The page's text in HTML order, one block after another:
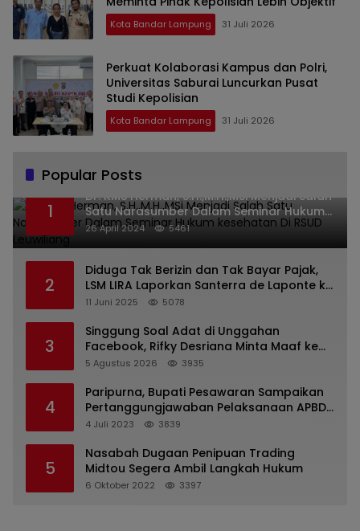
Kota Bandar Lampung 31 Juli 2026
Perkuat Kolaborasi Kampus dan Polri,
Universitas Saburai Luncurkan Pusat
Studi Kepolisian
Kota Bandar Lampung 31 Juli 2026
Popular Posts
1
Dr. KMS Herman, S.H.,M.H.,MSi Menjadi Salah
Satu Narasumber Dalam Seminar Hukum
kesehatan Di RSUD Leuwiliang
26 April 2024 5461
2
Diduga Tak Berizin dan Tak Bayar Pajak,
LSM LIRA Laporkan Santerra de Laponte ke
Kejaksaan Kota Batu
11 Juni 2025 5078
3
Singgung Soal Adat di Unggahan
Facebook, Rifky Desriana Minta Maaf ke
PDA dan Bupati Kubar
5 Agustus 2026 3935
4
Paripurna, Bupati Pesawaran Sampaikan
Pertanggungjawaban Pelaksanaan APBD
2022
4 Juli 2023 3839
5
Nasabah Dugaan Penipuan Trading
Midtou Segera Ambil Langkah Hukum
6 Oktober 2022 3397